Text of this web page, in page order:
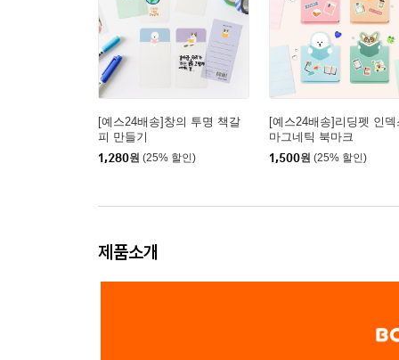
[예스24배송]창의 투명 책갈
피 만들기
1,280원 (25% 할인)
[예스24배송]리딩펫 인덱
마그네틱 북마크
1,500원 (25% 할인)
제품소개